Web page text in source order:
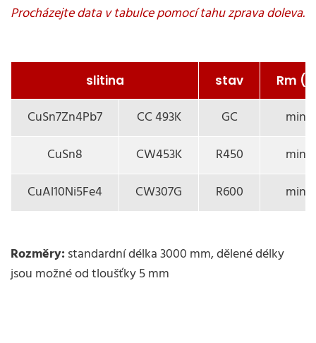
slitina stav Rm
CuSn7Zn4Pb7 CC 493K GC
min.
CuSn8
CW453K R450
min.
CuAl10Ni5Fe4
CW307G R600 min.
Rozměry: standardní délka 3000 mm, dělené délky
jsou možné od tloušťky 5 mm